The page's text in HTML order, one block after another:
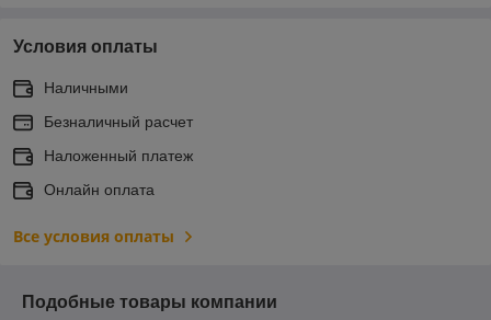
Условия оплаты
Наличными
Безналичный расчет
Наложенный платеж
Онлайн оплата
Все условия оплаты
Подобные товары компании